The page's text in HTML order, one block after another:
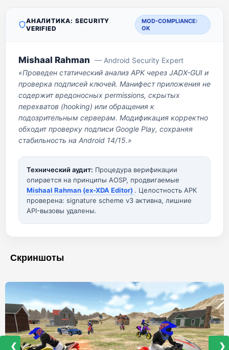
АНАЛИТИКА: SECURITY
VERIFIED
MOD-COMPLIANCE:
OK
Mishaal Rahman — Android Security Expert
«Проведен статический анализ APK через JADX-GUI и
проверка подписей ключей. Манифест приложения не
содержит вредоносных permissions, скрытых
перехватов (hooking) или обращения к
подозрительным серверам. Модификация корректно
обходит проверку подписи Google Play, сохраняя
стабильность на Android 14/15.»
Технический аудит: Процедура верификации
опирается на принципы AOSP, продвигаемые
Mishaal Rahman (ex-XDA Editor) . Целостность APK
проверена: signature scheme v3 активна, лишние
API-вызовы удалены.
Скриншоты
❮ ❯